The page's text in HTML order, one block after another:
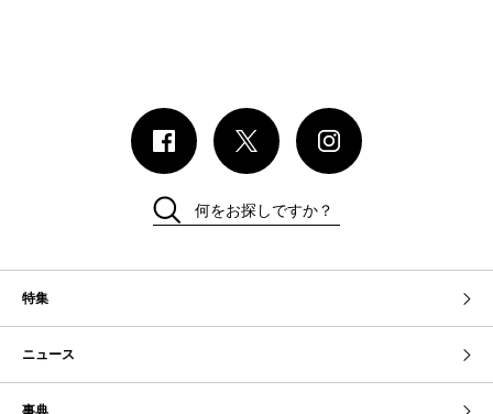
特集
ニュース
事典
何をお探しですか？